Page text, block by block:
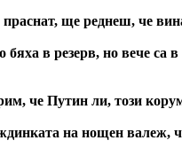
ще реднеш, че
в резерв, но вече са
че Путин ли, този
на нощен валеж,